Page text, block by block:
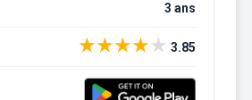
3 ans
★★★★★ 3.85